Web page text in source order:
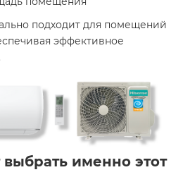
подходит для помещений
эффективное
выбрать именно этот